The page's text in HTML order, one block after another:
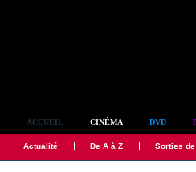
ACCUEIL CINÉMA DVD
Actualité De A à Z Sorties